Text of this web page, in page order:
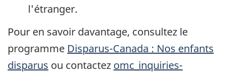
l'étranger.
Pour en savoir davantage, consultez le
programme Disparus-Canada : Nos enfants
disparus ou contactez omc_inquiries-